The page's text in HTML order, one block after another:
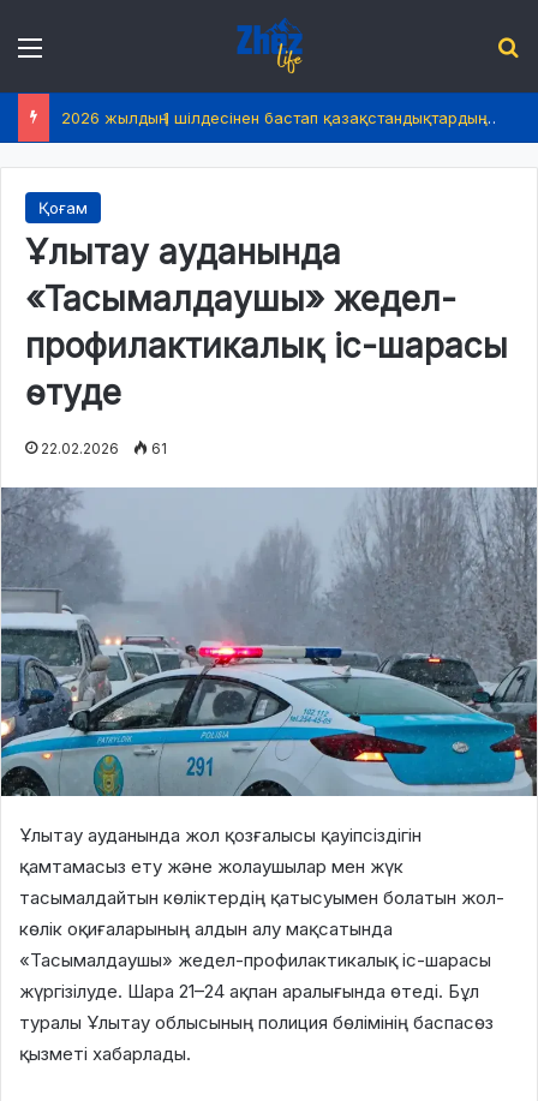
2026 жылдың 1 шілдесінен бастап қазақстандықтардың өмірінде не өзгереді?
Қоғам
Ұлытау ауданында
«Тасымалдаушы» жедел-
профилактикалық іс-шарасы
өтуде
22.02.2026 61
Ұлытау ауданында жол қозғалысы қауіпсіздігін
қамтамасыз ету және жолаушылар мен жүк
тасымалдайтын көліктердің қатысуымен болатын жол-
көлік оқиғаларының алдын алу мақсатында
«Тасымалдаушы» жедел-профилактикалық іс-шарасы
жүргізілуде. Шара 21–24 ақпан аралығында өтеді. Бұл
туралы Ұлытау облысының полиция бөлімінің баспасөз
қызметі хабарлады.